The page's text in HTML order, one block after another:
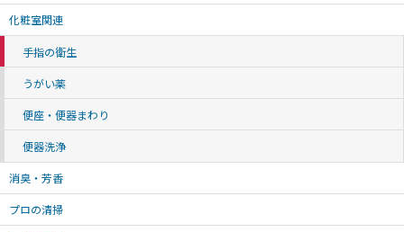
化粧室関連
手指の衛生
うがい薬
便座・便器まわり
便器洗浄
消臭・芳香
プロの清掃